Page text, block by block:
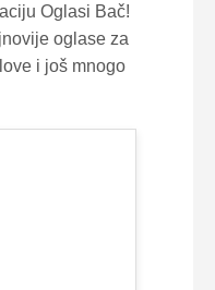
Oglasi Bač!
oglase za
i još mnogo